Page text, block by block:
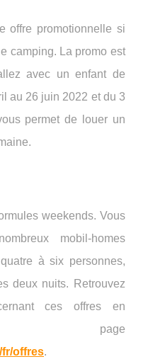
offre promotionnelle si
camping. La promo est
avec un enfant de
au 26 juin 2022 et du 3
permet de louer un
weekends. Vous
mobil-homes
à six personnes,
deux nuits. Retrouvez
ces offres en
la page
fr/offres.